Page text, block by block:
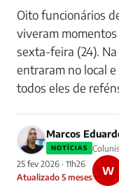
Oito funcionários
viveram
sexta-feira (24).
entraram no local
todos eles de
Marcos
NOTÍCIAS
25 fev 2026 · 11h26
Atualizado 5 meses
W